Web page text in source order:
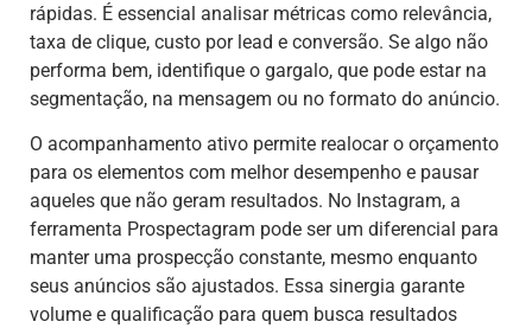
rápidas. É essencial analisar métricas como relevância,
taxa de clique, custo por lead e conversão. Se algo não
performa bem, identifique o gargalo, que pode estar na
segmentação, na mensagem ou no formato do anúncio.
O acompanhamento ativo permite realocar o orçamento
para os elementos com melhor desempenho e pausar
aqueles que não geram resultados. No Instagram, a
ferramenta Prospectagram pode ser um diferencial para
manter uma prospecção constante, mesmo enquanto
seus anúncios são ajustados. Essa sinergia garante
volume e qualificação para quem busca resultados